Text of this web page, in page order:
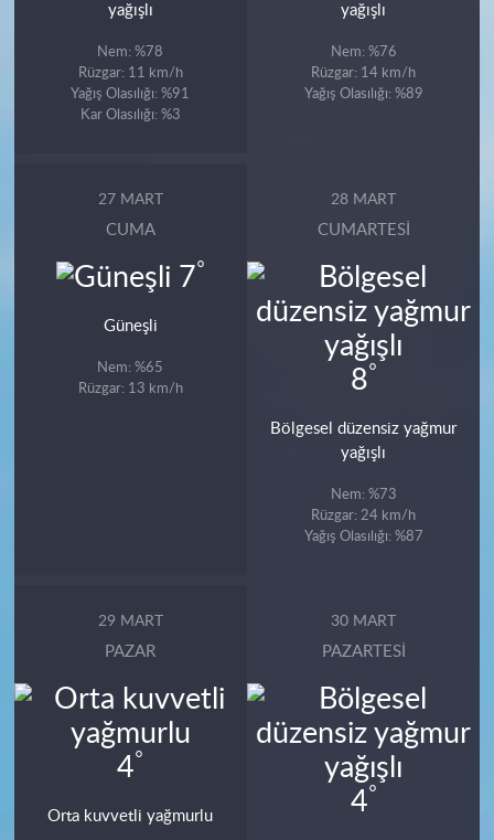
yağışlı
Nem: %78
Rüzgar: 11 km/h
Yağış Olasılığı: %91
Kar Olasılığı: %3
yağışlı
Nem: %76
Rüzgar: 14 km/h
Yağış Olasılığı: %89
27 MART
CUMA
7°
Güneşli
Nem: %65
Rüzgar: 13 km/h
28 MART
CUMARTESI
8°
Bölgesel düzensiz yağmur
yağışlı
Nem: %73
Rüzgar: 24 km/h
Yağış Olasılığı: %87
29 MART
PAZAR
4°
Orta kuvvetli yağmurlu
30 MART
PAZARTESI
4°